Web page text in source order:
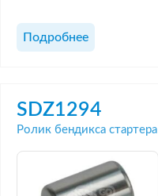
Подробнее
SDZ1294
Ролик бендикса стартера